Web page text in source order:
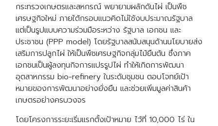
กระทรวงเกษตรและสหกรณ์ พยายามผลักดันไผ่ เป็นพืช
เศรษฐกิจใหม่ ภายใต้กรอบแนวคิดไม่ใช้งบประมาณรัฐบาล
แต่เป็นรูปแบบความร่วมมือระหว่าง รัฐบาล เอกชน และ
ประชาชน (PPP model) โดยรัฐบาลสนับสนุนด้านนโยบายส่ง
เสริมการปลูกไผ่ ให้เป็นพืชเศรษฐกิจกลุ่มไม้ยืนต้น ซึ่งภาค
เอกชนเป็นผู้ลงทุนกิจการแปรรูปไผ่ ทำให้เกิดการพัฒนา
อุตสาหกรรม bio-refinery ในระดับชุมชน ตอบโจทย์เป้า
หมายของการพัฒนาอย่างยั่งยืน และช่วยเพิ่มมูลค่าสินค้า
เกษตรอย่างครบวงจร
โดยโครงการระยะเริ่มแรกตั้งเป้าหมาย ไว้ที่ 10,000 ไร่ ใน